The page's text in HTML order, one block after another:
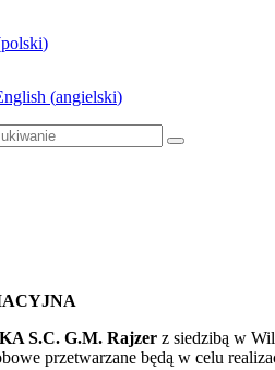
polski)
(angielski)
S.C. G.M. Rajzer z siedzibą w
przetwarzane będą w celu